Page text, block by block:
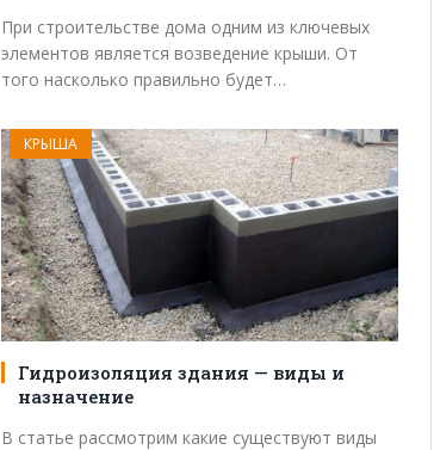
При строительстве дома одним из ключевых
элементов является возведение крыши. От
того насколько правильно будет…
КРЫША
Гидроизоляция здания — виды и
назначение
В статье рассмотрим какие существуют виды